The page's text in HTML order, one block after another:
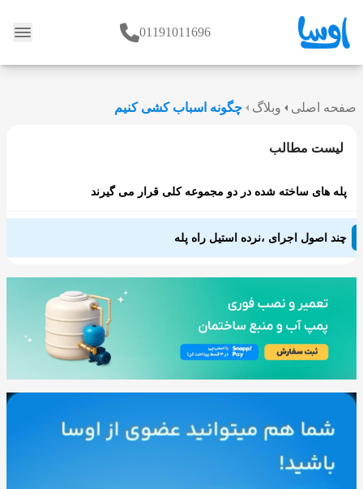
وبلاگ 01191011696
صفحه اصلی وبلاگ چگونه اسباب کشی کنیم
لیست مطالب
پله های ساخته شده در دو مجموعه کلی قرار می گیرند
چند اصول اجرای ،نرده استیل راه پله